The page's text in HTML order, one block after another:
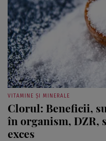
Clorul: Beneficii,
în organism, DZR,
exces